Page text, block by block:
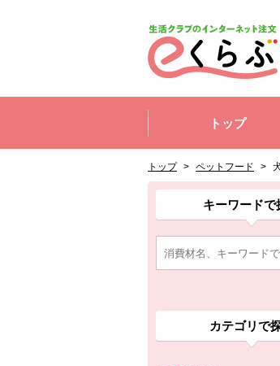
トップ
トップ > ペットフード >
ここから消費材検索メ
キーワードで
カテゴリで
消費材検索メニューこ
ここから本文です。
ここから組合員向けメ
組合員向けメニューこ
ここから本文です。